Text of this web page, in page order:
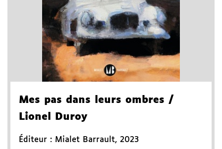
Mes pas dans leurs ombres /
Lionel Duroy
Éditeur : Mialet Barrault, 2023